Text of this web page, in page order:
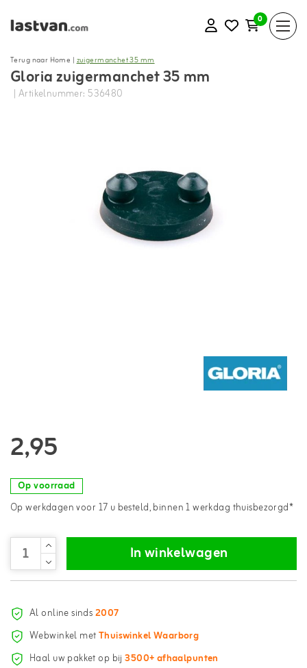
0
Terug naar Home |zuigermanchet 35 mm
Gloria zuigermanchet 35 mm
| Artikelnummer: 536480
2,95
Op voorraad
Op werkdagen voor 17 u besteld, binnen 1 werkdag thuisbezorgd*
In winkelwagen
Al online sinds2007
Webwinkel metThuiswinkel Waarborg
Haal uw pakket op bij3500+ afhaalpunten